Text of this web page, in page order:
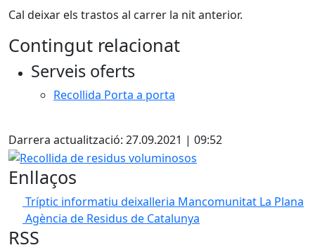
Cal deixar els trastos al carrer la nit anterior.
Contingut relacionat
Serveis oferts
Recollida Porta a porta
Darrera actualització: 27.09.2021 | 09:52
Recollida de residus voluminosos
Enllaços
Tríptic informatiu deixalleria Mancomunitat La Plana
Agència de Residus de Catalunya
RSS